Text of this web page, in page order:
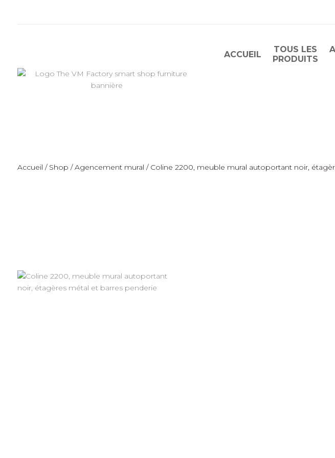
ACCUEIL
TOUS LES
PRODUITS
Accueil / Shop /Agencement mural / Coline 2200, meuble mural autoportant noir,